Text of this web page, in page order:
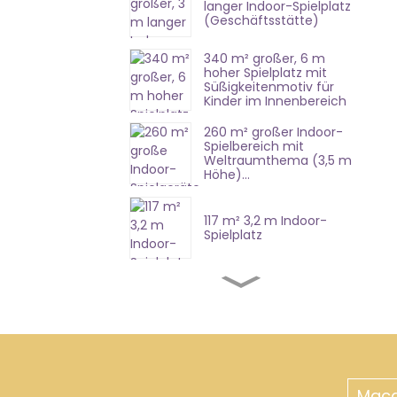
langer Indoor-Spielplatz
(Geschäftsstätte)
340 m² großer, 6 m
hoher Spielplatz mit
Süßigkeitenmotiv für
Kinder im Innenbereich
260 m² großer Indoor-
Spielbereich mit
Weltraumthema (3,5 m
Höhe)...
117 m² 3,2 m Indoor-
Spielplatz